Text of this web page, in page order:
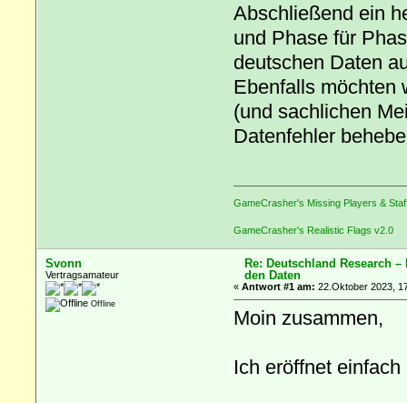
Abschließend ein
und Phase für
deutschen Daten
Ebenfalls möchten
(und sachlichen
Datenfehler
GameCrasher's Missing Players &
GameCrasher's Realistic Flags v2.0
Svonn
Vertragsamateur
Offline
Re: Deutschland Research –
den Daten
« Antwort #1 am: 22.Oktober 2023,
Moin zusammen,
Ich eröffnet